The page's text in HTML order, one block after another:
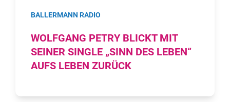
BALLERMANN RADIO
WOLFGANG PETRY BLICKT MIT
SEINER SINGLE „SINN DES LEBEN“
AUFS LEBEN ZURÜCK